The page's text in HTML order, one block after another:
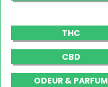
THC
CBD
ODEUR & PARFUM